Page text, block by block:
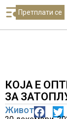
Претплати се
КОЈА Е
ЗА
Живот